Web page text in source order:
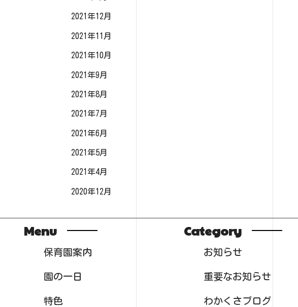
2021年12月
2021年11月
2021年10月
2021年9月
2021年8月
2021年7月
2021年6月
2021年5月
2021年4月
2020年12月
Menu
保育園案内
園の一日
特色
Category
お知らせ
重要なお知らせ
わかくさブログ